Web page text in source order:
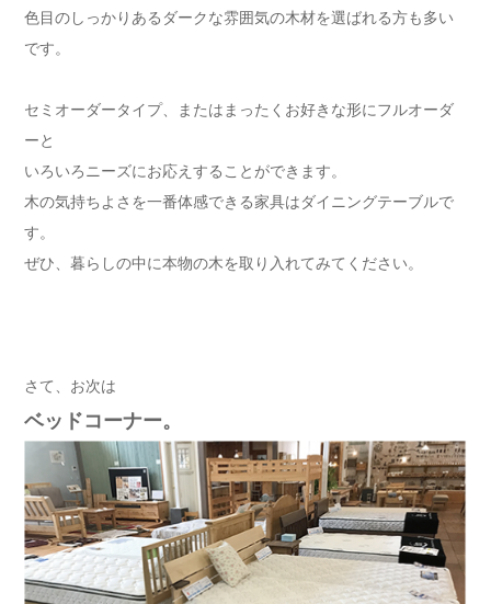
色目のしっかりあるダークな雰囲気の木材を選ばれる方も多い
です。
セミオーダータイプ、またはまったくお好きな形にフルオーダ
ーと
いろいろニーズにお応えすることができます。
木の気持ちよさを一番体感できる家具はダイニングテーブルで
す。
ぜひ、暮らしの中に本物の木を取り入れてみてください。
さて、お次は
ベッドコーナー。